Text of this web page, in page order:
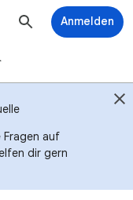
Anmelden
auf
dir gern